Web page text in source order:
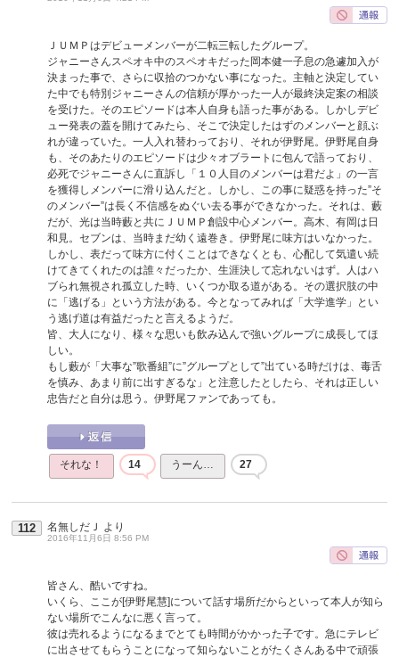
ＪＵＭＰはデビューメンバーが二転三転したグループ。
ジャニーさんスペオキ中のスペオキだった岡本健一子息の急遽加入が
決まった事で、さらに収拾のつかない事になった。主軸と決定してい
た中でも特別ジャニーさんの信頼が厚かった一人が最終決定案の相談
を受けた。そのエピソードは本人自身も語った事がある。しかしデビ
ュー発表の蓋を開けてみたら、そこで決定したはずのメンバーと顔ぶ
れが違っていた。一人入れ替わっており、それが伊野尾。伊野尾自身
も、そのあたりのエピソードは少々オブラートに包んで語っており、
必死でジャニーさんに直訴し「１０人目のメンバーは君だよ」の一言
を獲得しメンバーに滑り込んだと。しかし、この事に疑惑を持った”そ
のメンバー”は長く不信感をぬぐい去る事ができなかった。それは、藪
だが、光は当時藪と共にＪＵＭＰ創設中心メンバー。高木、有岡は日
和見。セブンは、当時まだ幼く遠巻き。伊野尾に味方はいなかった。
しかし、表だって味方に付くことはできなくとも、心配して気遣い続
けてきてくれたのは誰々だったか、生涯決して忘れないはず。人はハ
ブられ無視され孤立した時、いくつか取る道がある。その選択肢の中
に「逃げる」という方法がある。今となってみれば「大学進学」とい
う逃げ道は有益だったと言えるようだ。
皆、大人になり、様々な思いも飲み込んで強いグループに成長してほ
しい。
もし藪が「大事な”歌番組”に”グループとして”出ている時だけは、毒舌
を慎み、あまり前に出すぎるな」と注意したとしたら、それは正しい
忠告だと自分は思う。伊野尾ファンであっても。
それな！ 14 うーん… 27
112 名無しだＪ より
2016年11月6日 8:56 PM
皆さん、酷いですね。
いくら、ここが[伊野尾慧]について話す場所だからといって本人が知ら
ない場所でこんなに悪く言って。
彼は売れるようになるまでとても時間がかかった子です。急にテレビ
に出させてもらうことになって知らないことがたくさんある中で頑張